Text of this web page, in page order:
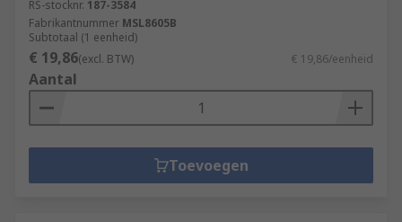
RS-stocknr. 187-3584
Fabrikantnummer MSL8605B
Subtotaal (1 eenheid)
€ 19,86(excl. BTW) € 19,86/eenheid
Aantal
Toevoegen